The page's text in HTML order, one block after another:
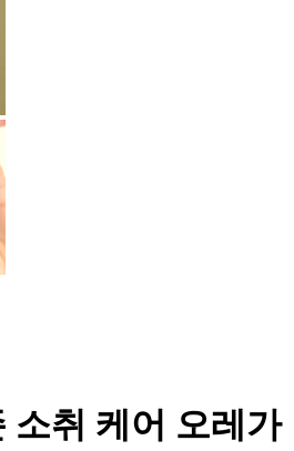
소취 케어 오레가